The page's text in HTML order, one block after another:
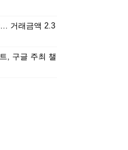
거래금액 2.3
, 구글 주최 챌